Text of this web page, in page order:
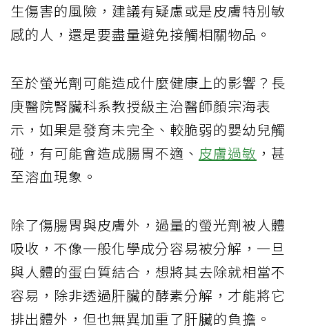
生傷害的風險，建議有疑慮或是皮膚特別敏
感的人，還是要盡量避免接觸相關物品。
至於螢光劑可能造成什麼健康上的影響？長
庚醫院腎臟科系教授級主治醫師顏宗海表
示，如果是發育未完全、較脆弱的嬰幼兒觸
碰，有可能會造成腸胃不適、 皮膚過敏 ，甚
至溶血現象。
除了傷腸胃與皮膚外，過量的螢光劑被人體
吸收，不像一般化學成分容易被分解，一旦
與人體的蛋白質結合，想將其去除就相當不
容易，除非透過肝臟的酵素分解，才能將它
排出體外，但也無異加重了肝臟的負擔。